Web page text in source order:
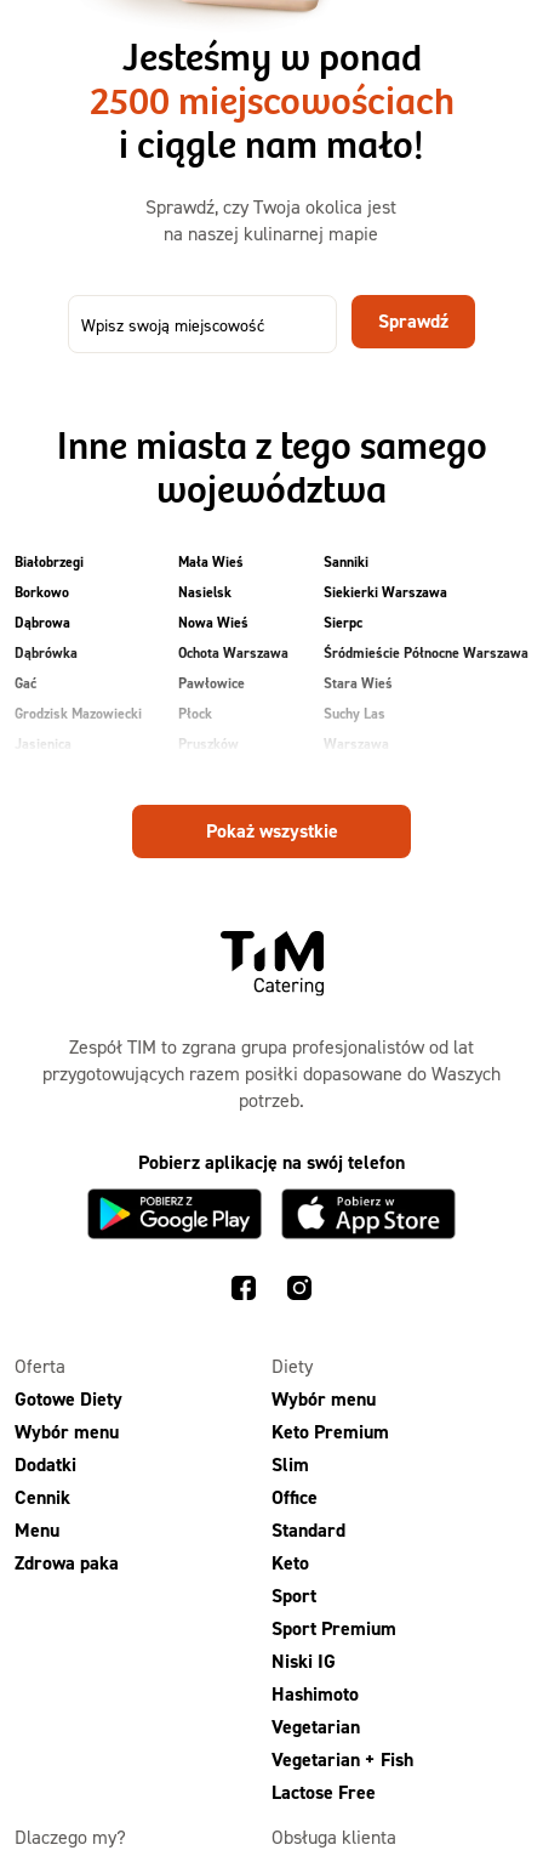
1500kcal - 2250kcal
3 sycące posiłki o większej objętości. Mniej dań,
ta sama wygoda!
50,31 zł
73,99
-32%
Menu
Jesteśmy w ponad
2500 miejscowościach
i ciągle nam mało!
Sprawdź, czy Twoja okolica jest
na naszej kulinarnej mapie
Sprawdź
Inne miasta z tego samego
województwa
Białobrzegi
Borkowo
Dąbrowa
Dąbrówka
Gać
Grodzisk Mazowiecki
Jasienica
Mała Wieś
Nasielsk
Nowa Wieś
Ochota Warszawa
Pawłowice
Płock
Pruszków
Radom
Ruda
Sanniki
Siekierki Warszawa
Sierpc
Śródmieście Północne Warszawa
Stara Wieś
Suchy Las
Warszawa
Wesoła
Zalesie
Pokaż wszystkie
Zespół TIM to zgrana grupa profesjonalistów od lat
przygotowujących razem posiłki dopasowane do Waszych
potrzeb.
Pobierz aplikację na swój telefon
Oferta
Gotowe Diety
Wybór menu
Dodatki
Cennik
Menu
Zdrowa paka
Diety
Wybór menu
Keto Premium
Slim
Office
Standard
Keto
Sport
Sport Premium
Niski IG
Hashimoto
Vegetarian
Vegetarian + Fish
Lactose Free
Dlaczego my? Obsługa klienta